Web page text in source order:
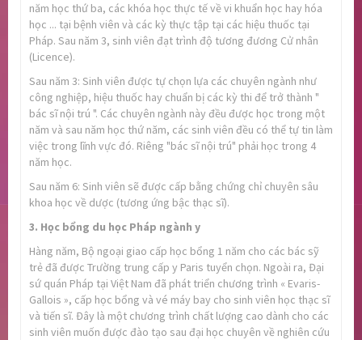
năm học thứ ba, các khóa học thực tế về vi khuẩn học hay hóa
học ... tại bệnh viên và các kỳ thực tập tại các hiệu thuốc tại
Pháp. Sau năm 3, sinh viên đạt trình độ tương đương Cử nhân
(Licence).
Sau năm 3: Sinh viên được tự chọn lựa các chuyên ngành như
công nghiệp, hiệu thuốc hay chuẩn bị các kỳ thi để trở thành "
bác sĩ nội trú ". Các chuyên ngành này đều được học trong một
năm và sau năm học thứ năm, các sinh viên đều có thể tự tin làm
việc trong lĩnh vực đó. Riêng "bác sĩ nội trú" phải học trong 4
năm học.
Sau năm 6: Sinh viên sẽ được cấp bằng chứng chỉ chuyên sâu
khoa học về dược (tương ứng bậc thạc sĩ).
3. Học bổng du học Pháp ngành y
Hàng năm, Bộ ngoại giao cấp học bổng 1 năm cho các bác sỹ
trẻ đã được Trường trung cấp y Paris tuyển chọn. Ngoài ra, Đại
sứ quán Pháp tại Việt Nam đã phát triển chương trình « Evaris-
Gallois », cấp học bổng và vé máy bay cho sinh viên học thạc sĩ
và tiến sĩ. Đây là một chương trình chất lượng cao dành cho các
sinh viên muốn được đào tạo sau đại học chuyên về nghiên cứu